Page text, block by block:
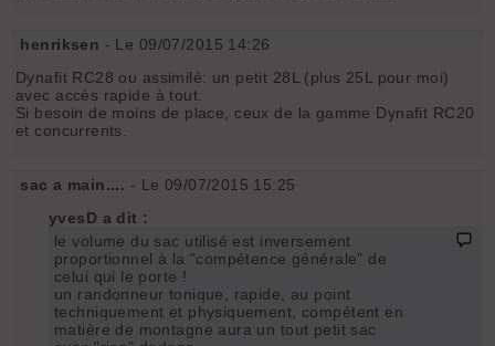
henriksen - Le 09/07/2015 14:26
Dynafit RC28 ou assimilé: un petit 28L (plus 25L pour moi)
avec accès rapide à tout.
Si besoin de moins de place, ceux de la gamme Dynafit RC20
et concurrents.
sac a main.... - Le 09/07/2015 15:25
yvesD a dit :
le volume du sac utilisé est inversement
proportionnel à la "compétence générale" de
celui qui le porte !
un randonneur tonique, rapide, au point
techniquement et physiquement, compétent en
matière de montagne aura un tout petit sac